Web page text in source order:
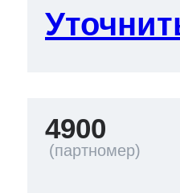
4900